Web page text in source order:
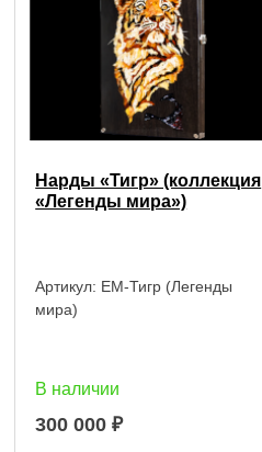
Нарды «Тигр» (коллекция
«Легенды мира»)
Артикул: EM-Тигр (Легенды
мира)
В наличии
300 000 ₽